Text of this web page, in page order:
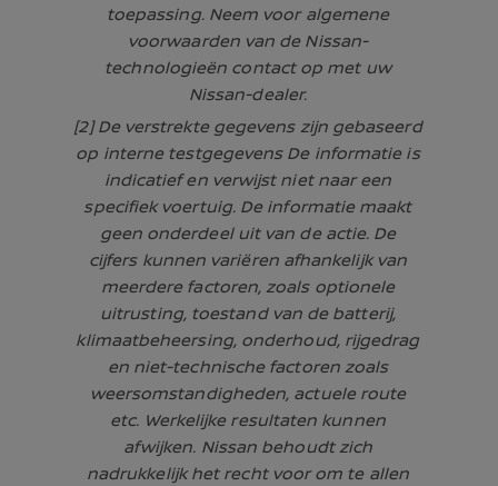
toepassing. Neem voor algemene
voorwaarden van de Nissan-
technologieën contact op met uw
Nissan-dealer.
[2] De verstrekte gegevens zijn gebaseerd
op interne testgegevens De informatie is
indicatief en verwijst niet naar een
specifiek voertuig. De informatie maakt
geen onderdeel uit van de actie. De
cijfers kunnen variëren afhankelijk van
meerdere factoren, zoals optionele
uitrusting, toestand van de batterij,
klimaatbeheersing, onderhoud, rijgedrag
en niet-technische factoren zoals
weersomstandigheden, actuele route
etc. Werkelijke resultaten kunnen
afwijken. Nissan behoudt zich
nadrukkelijk het recht voor om te allen